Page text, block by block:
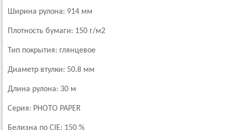
Ширина рулона: 914 мм
Плотность бумаги: 150 г/м2
Тип покрытия: глянцевое
Диаметр втулки: 50.8 мм
Длина рулона: 30 м
Серия: PHOTO PAPER
Белизна по CIE: 150 %